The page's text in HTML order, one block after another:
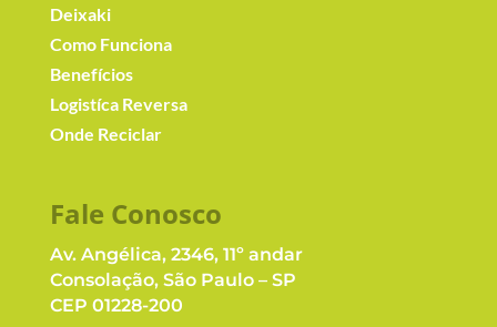
Deixaki
Como Funciona
Benefícios
Logistíca Reversa
Onde Reciclar
Fale Conosco
Av. Angélica, 2346, 11º andar
Consolação, São Paulo – SP
CEP 01228-200